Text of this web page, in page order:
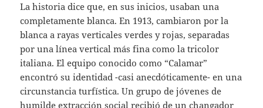
La historia dice que, en sus inicios, usaban una
completamente blanca. En 1913, cambiaron por la
blanca a rayas verticales verdes y rojas, separadas
por una línea vertical más fina como la tricolor
italiana. El equipo conocido como “Calamar”
encontró su identidad -casi anecdóticamente- en una
circunstancia turfística. Un grupo de jóvenes de
humilde extracción social recibió de un changador